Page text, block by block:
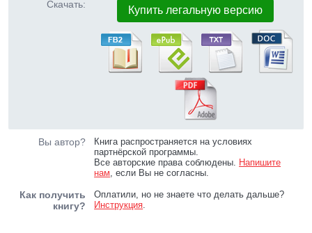
Скачать: Купить легальную версию
Вы автор?
Книга распространяется на условиях
партнёрской программы.
Все авторские права соблюдены. Напишите
нам, если Вы не согласны.
Как получить
книгу?
Оплатили, но не знаете что делать дальше?
Инструкция.